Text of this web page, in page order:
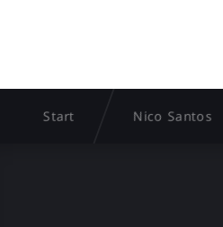
Start Nico Santos